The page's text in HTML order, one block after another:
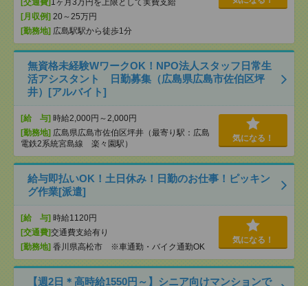
[交通費] 1ヶ月3万円を上限として実費支給
[月収例] 20～25万円
[勤務地] 広島駅駅から徒歩1分
無資格未経験WワークOK！NPO法人スタッフ日常生
活アシスタント 日勤募集（広島県広島市佐伯区坪
井）[アルバイト]
[給 与] 時給2,000円～2,000円
[勤務地] 広島県広島市佐伯区坪井（最寄り駅：広島
電鉄2系統宮島線 楽々園駅）
気になる！
給与即払いOK！土日休み！日勤のお仕事！ピッキン
グ作業[派遣]
[給 与] 時給1120円
[交通費]交通費支給有り
[勤務地] 香川県高松市 ※車通勤・バイク通勤OK
気になる！
【週2日＊高時給1550円～】シニア向けマンションで